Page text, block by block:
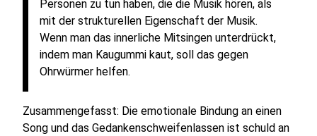
Personen zu tun haben, die die Musik hören, als
mit der strukturellen Eigenschaft der Musik.
Wenn man das innerliche Mitsingen unterdrückt,
indem man Kaugummi kaut, soll das gegen
Ohrwürmer helfen.
Zusammengefasst: Die emotionale Bindung an einen
Song und das Gedankenschweifenlassen ist schuld an